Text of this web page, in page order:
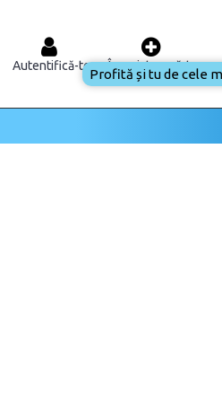
Autentifică-te Înregistrează-te
Profită și tu de cele